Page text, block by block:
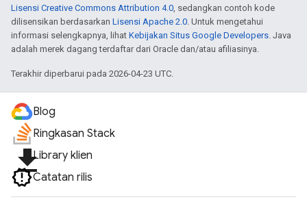
Lisensi Creative Commons Attribution 4.0, sedangkan contoh kode
dilisensikan berdasarkan Lisensi Apache 2.0. Untuk mengetahui
informasi selengkapnya, lihat Kebijakan Situs Google Developers. Java
adalah merek dagang terdaftar dari Oracle dan/atau afiliasinya.
Terakhir diperbarui pada 2026-04-23 UTC.
Blog
Ringkasan Stack
file_downloadLibrary klien
Catatan rilis